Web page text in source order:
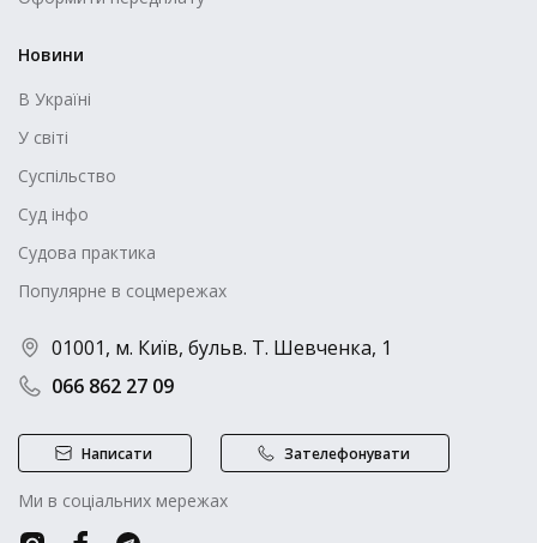
Новини
В Україні
У світі
Суспільство
Суд інфо
Судова практика
Популярне в соцмережах
066 862 27 09
01001, м. Київ, бульв. Т. Шевченка, 1
Написати Зателефонувати
Ми в соціальних мережах